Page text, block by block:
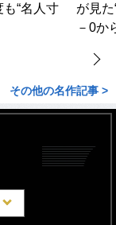
“名人寸
が見
－0か
その他の名作記事 >